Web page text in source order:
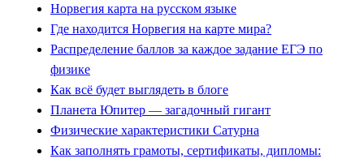
Норвегия карта на русском языке
Где находится Норвегия на карте мира?
Распределение баллов за каждое задание ЕГЭ по
физике
Как всё будет выглядеть в блоге
Планета Юпитер — загадочный гигант
Физические характеристики Сатурна
Как заполнять грамоты, сертификаты, дипломы: